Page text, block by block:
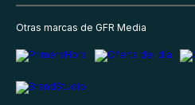
Otras marcas de GFR Media